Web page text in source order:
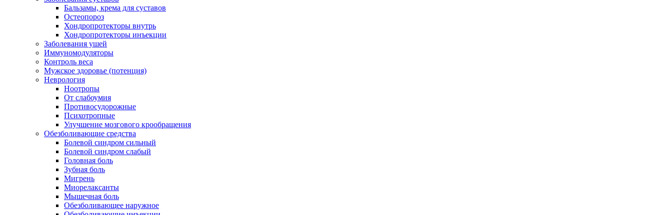
Бальзамы, крема для суставов
Остеопороз
Хондропротекторы внутрь
Хондропротекторы инъекции
Заболевания ушей
Иммуномодуляторы
Контроль веса
Мужское здоровье (потенция)
Неврология
Ноотропы
От слабоумия
Противосудорожные
Психотропные
Улучшение мозгового крообращения
Обезболивающие средства
Болевой синдром сильный
Болевой синдром слабый
Головная боль
Зубная боль
Мигрень
Миорелаксанты
Мышечная боль
Обезболивающее наружное